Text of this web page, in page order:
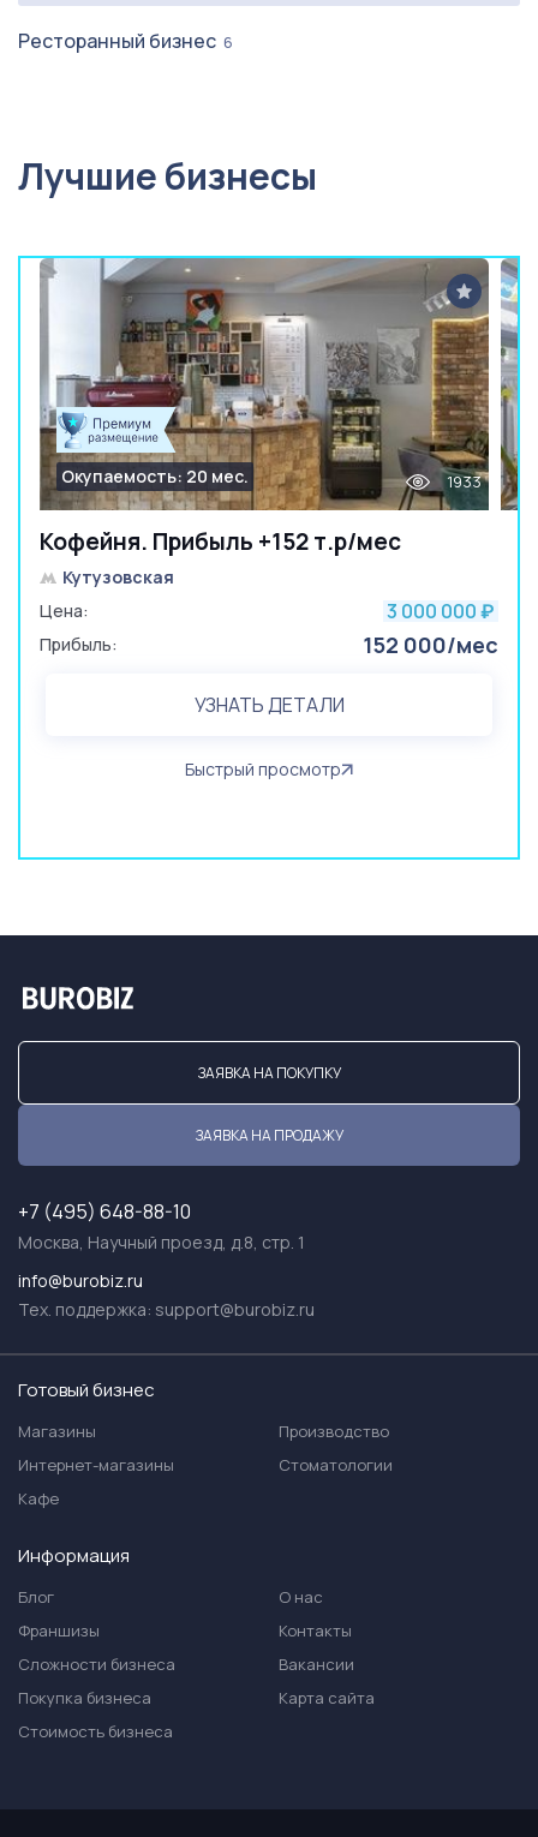
Ресторанный бизнес 6
Лучшие бизнесы
Кофейня. Прибыль +152 т.р/мес
Окупаемость: 20 мес. 1933
Кутузовская
Цена:
3 000 000 ₽
Прибыль: 152 000/мес
УЗНАТЬ ДЕТАЛИ
Быстрый просмотр
ЗАЯВКА НА ПОКУПКУ
ЗАЯВКА НА ПРОДАЖУ
+7 (495) 648-88-10
Москва, Научный проезд, д.8, стр. 1
info@burobiz.ru
Тех. поддержка: support@burobiz.ru
Готовый бизнес
Магазины
Интернет-магазины
Кафе
Производство
Стоматологии
Информация
Блог
Франшизы
Сложности бизнеса
Покупка бизнеса
Стоимость бизнеса
О нас
Контакты
Вакансии
Карта сайта